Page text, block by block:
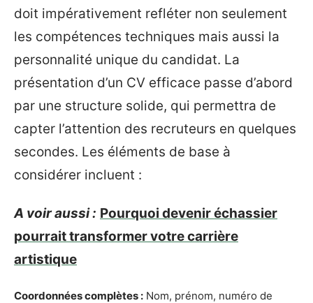
doit impérativement refléter non seulement
les compétences techniques mais aussi la
personnalité unique du candidat. La
présentation d’un CV efficace passe d’abord
par une structure solide, qui permettra de
capter l’attention des recruteurs en quelques
secondes. Les éléments de base à
considérer incluent :
A voir aussi : Pourquoi devenir échassier
pourrait transformer votre carrière
artistique
Coordonnées complètes : Nom, prénom, numéro de